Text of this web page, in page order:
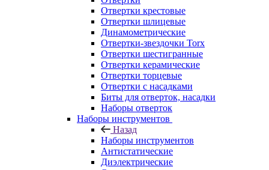
Отвертки крестовые
Отвертки шлицевые
Динамометрические
Отвертки-звездочки Torx
Отвертки шестигранные
Отвертки керамические
Отвертки торцевые
Отвертки с насадками
Биты для отверток, насадки
Наборы отверток
Наборы инструментов
Назад
Наборы инструментов
Антистатические
Диэлектрические